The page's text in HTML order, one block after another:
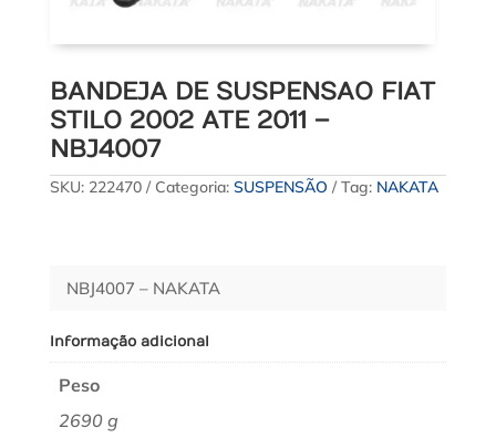
BANDEJA DE SUSPENSAO FIAT
STILO 2002 ATE 2011 –
NBJ4007
SKU: 222470 Categoria: SUSPENSÃO Tag: NAKATA
NBJ4007 – NAKATA
Informação adicional
Peso
2690 g